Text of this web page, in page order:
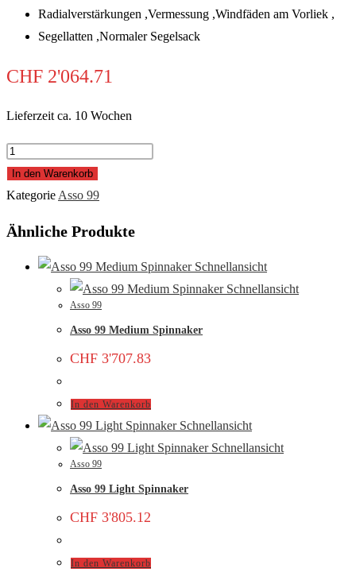
Radialverstärkungen ,Vermessung ,Windfäden am Vorliek ,
Segellatten ,Normaler Segelsack
CHF 2'064.71
Lieferzeit ca. 10 Wochen
Asso
99
Fock
Menge
In den Warenkorb
KategorieAsso 99
Ähnliche Produkte
Schnellansicht
Schnellansicht
Asso 99
Asso 99 Medium Spinnaker
CHF 3'707.83
In den Warenkorb
Schnellansicht
Schnellansicht
Asso 99
Asso 99 Light Spinnaker
CHF 3'805.12
In den Warenkorb